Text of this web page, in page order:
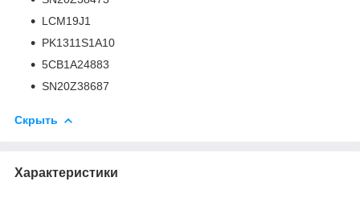
LCM19J1
PK1311S1A10
5CB1A24883
SN20Z38687
Скрыть
Характеристики